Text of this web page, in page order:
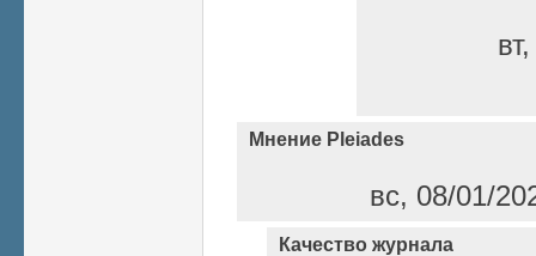
Мнение Pleiades
вс, 08/01/
Качество журнала